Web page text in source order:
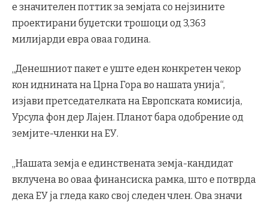
е значителен поттик за земјата со нејзините
проектирани буџетски трошоци од 3,363
милијарди евра оваа година.
„Денешниот пакет е уште еден конкретен чекор
кон иднината на Црна Гора во нашата унија“,
изјави претседателката на Европската комисија,
Урсула фон дер Лајен. Планот бара одобрение од
земјите-членки на ЕУ.
„Нашата земја е единствената земја-кандидат
вклучена во оваа финансиска рамка, што е потврда
дека ЕУ ја гледа како свој следен член. Ова значи